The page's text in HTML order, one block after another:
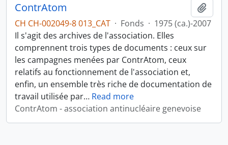
ContrAtom
CH CH-002049-8 013_CAT · Fonds · 1975 (ca.)-2007
Il s'agit des archives de l'association. Elles
comprennent trois types de documents : ceux sur
les campagnes menées par ContrAtom, ceux
relatifs au fonctionnement de l'association et,
enfin, un ensemble très riche de documentation de
travail utilisée par… Read more
ContrAtom - association antinucléaire genevoise